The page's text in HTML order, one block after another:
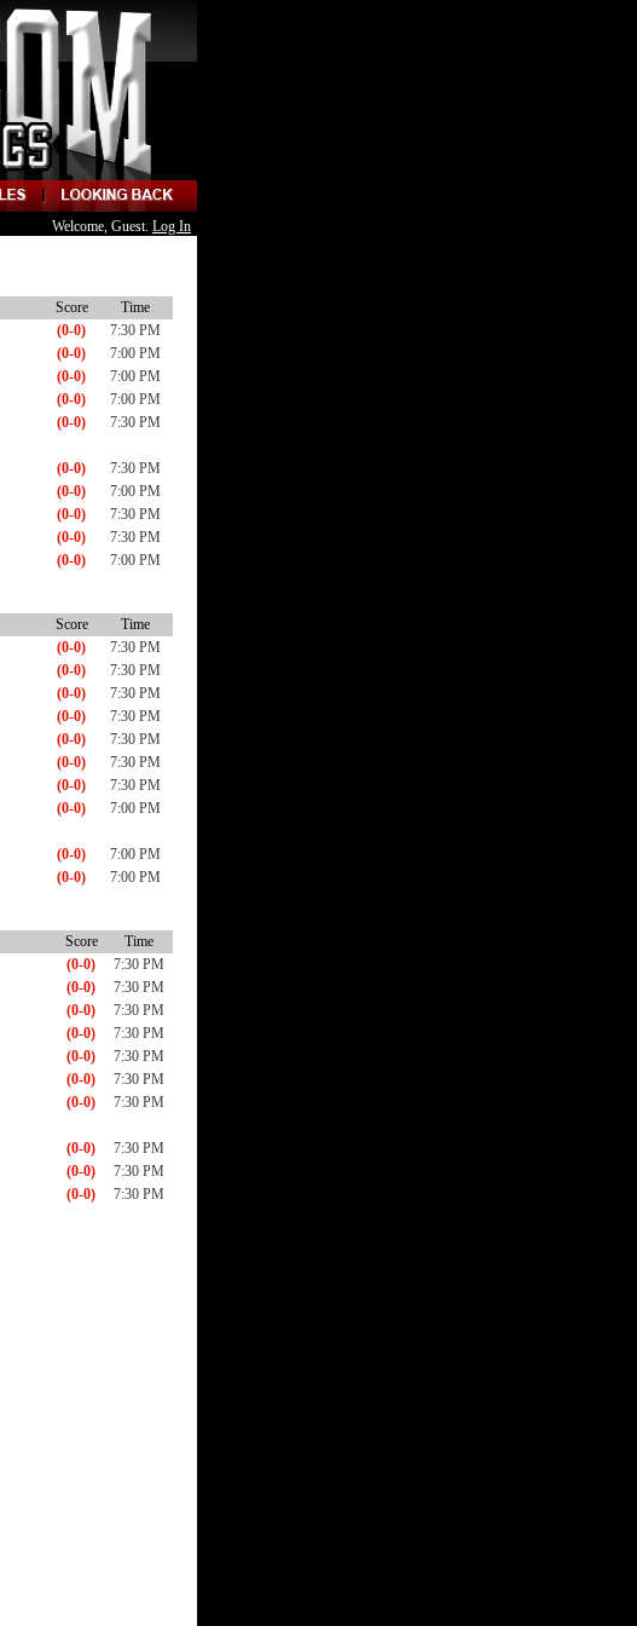
Welcome, Guest. Log In
Score
Time
(0-0)
7:30 PM
(0-0)
7:00 PM
(0-0)
7:00 PM
(0-0)
7:00 PM
(0-0)
7:30 PM
(0-0)
7:30 PM
(0-0)
7:00 PM
(0-0)
7:30 PM
(0-0)
7:30 PM
(0-0)
7:00 PM
Score
Time
(0-0)
7:30 PM
(0-0)
7:30 PM
(0-0)
7:30 PM
(0-0)
7:30 PM
(0-0)
7:30 PM
(0-0)
7:30 PM
(0-0)
7:30 PM
(0-0)
7:00 PM
(0-0)
7:00 PM
(0-0)
7:00 PM
Score
Time
(0-0)
7:30 PM
(0-0)
7:30 PM
(0-0)
7:30 PM
(0-0)
7:30 PM
(0-0)
7:30 PM
(0-0)
7:30 PM
(0-0)
7:30 PM
(0-0)
7:30 PM
(0-0)
7:30 PM
(0-0)
7:30 PM